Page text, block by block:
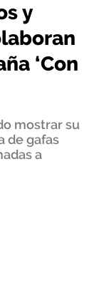
y
‘Con
mostrar su
de gafas
a